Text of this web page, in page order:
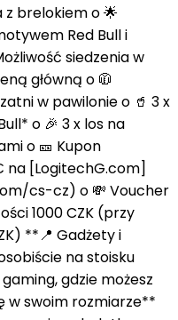
brelokiem o 🌟
Red Bull i
siedzenia w
główną o 🧥
w pawilonie o 🥤 3 x
o 🎉 3 x los na
o 🎫 Kupon
[LogitechG.com]
cs-cz) o 💸 Voucher
1000 CZK (przy
**📍 Gadżety i
na stoisku
gdzie możesz
w swoim rozmiarze**